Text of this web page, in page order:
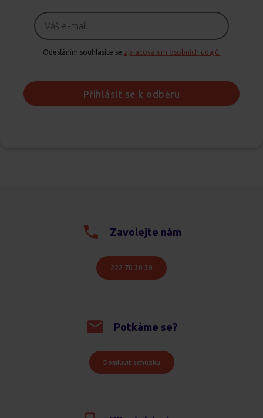
Odesláním souhlasíte se zpracováním osobních údajů.
Přihlásit se k odběru
Zavolejte nám
222 70 30 30
Potkáme se?
Domluvit schůzku